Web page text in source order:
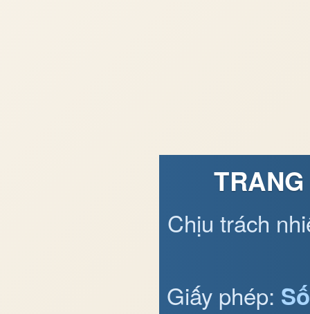
Chịu trách
Giấy phép: